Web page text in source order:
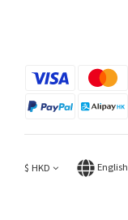
$ HKD English